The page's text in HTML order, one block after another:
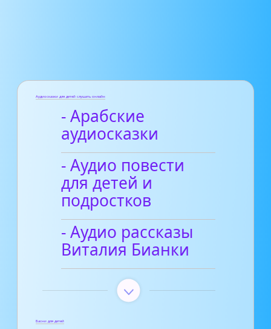
Аудиосказки для детей слушать онлайн
- Арабские
аудиосказки
- Аудио повести
для детей и
подростков
- Аудио рассказы
Виталия Бианки
Басни для детей